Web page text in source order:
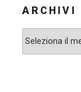
ARCHIVI
Archivi